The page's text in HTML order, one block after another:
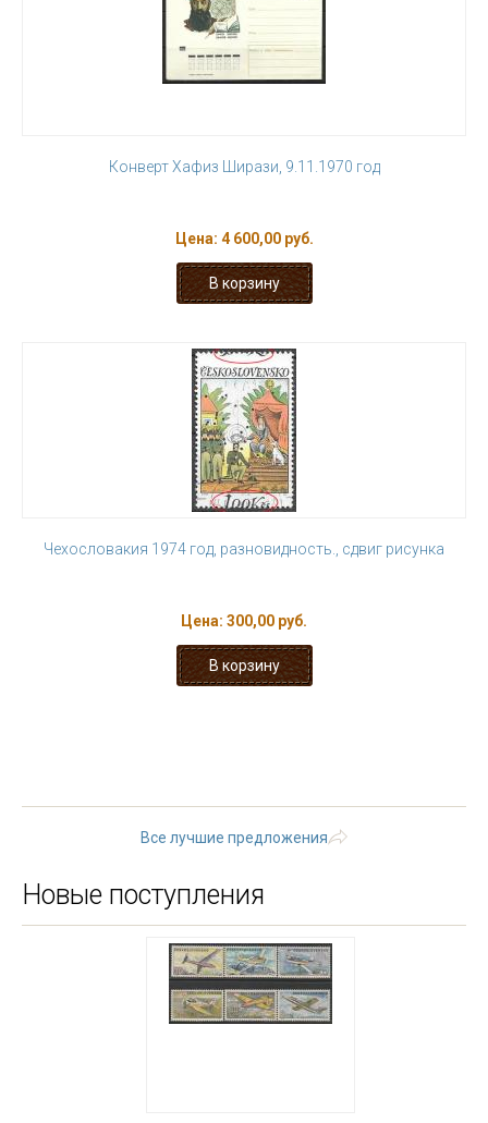
Конверт Хафиз Ширази, 9.11.1970 год
Цена: 4 600,00 руб.
Чехословакия 1974 год, разновидность., сдвиг рисунка
Цена: 300,00 руб.
Все лучшие предложения
Новые поступления